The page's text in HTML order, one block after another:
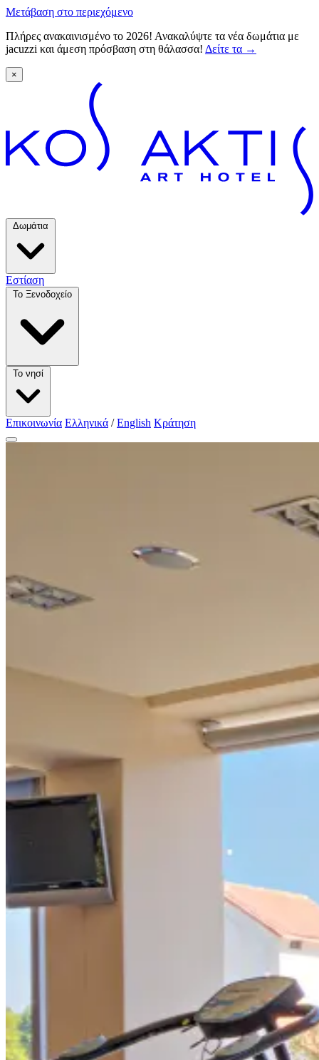
Μετάβαση στο περιεχόμενο
Πλήρες ανακαινισμένο το 2026! Ανακαλύψτε τα νέα δωμάτια με
jacuzzi και άμεση πρόσβαση στη θάλασσα! Δείτε τα →
×
Δωμάτια
Εστίαση
Το Ξενοδοχείο
Το νησί
Επικοινωνία Ελληνικά / English Κράτηση